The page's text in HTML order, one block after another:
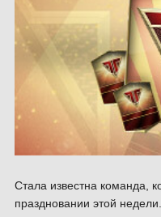
Стала известна команда,
праздновании этой